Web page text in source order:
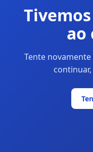
ao
Tente